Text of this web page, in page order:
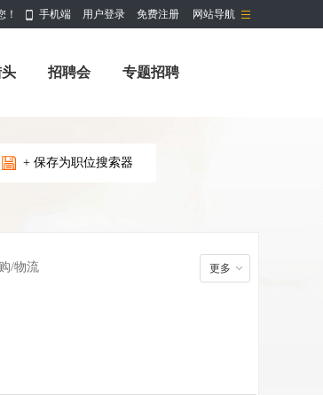
网站导航
手机端 用户登录 免费注册
招聘会 专题招聘
+ 保存为职位搜索器
/物流 更多